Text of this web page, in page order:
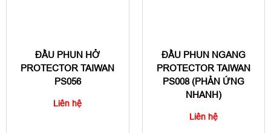
ĐẦU PHUN HỞ
PROTECTOR TAIWAN
PS056
Liên hệ
ĐẦU PHUN NGANG
PROTECTOR TAIWAN
PS008 (PHẢN ỨNG
NHANH)
Liên hệ